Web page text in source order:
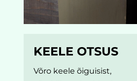
KEELE OTSUS
Võro keele õiguisist,